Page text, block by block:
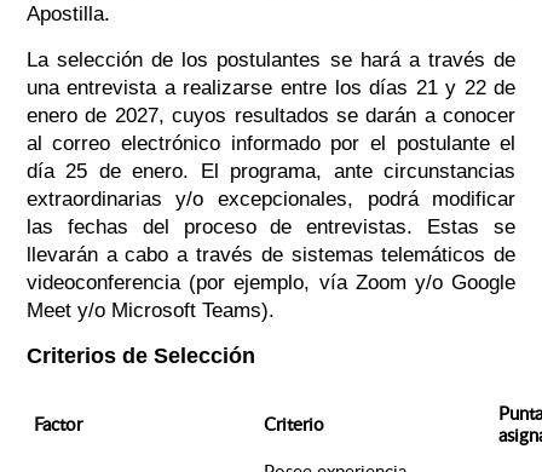
Apostilla.
La selección de los postulantes se hará a través de
una entrevista a realizarse entre los días 21 y 22 de
enero de 2027, cuyos resultados se darán a conocer
al correo electrónico informado por el postulante el
día 25 de enero. El programa, ante circunstancias
extraordinarias y/o excepcionales, podrá modificar
las fechas del proceso de entrevistas. Estas se
llevarán a cabo a través de sistemas telemáticos de
videoconferencia (por ejemplo, vía Zoom y/o Google
Meet y/o Microsoft Teams).
Criterios de Selección
Factor Criterio